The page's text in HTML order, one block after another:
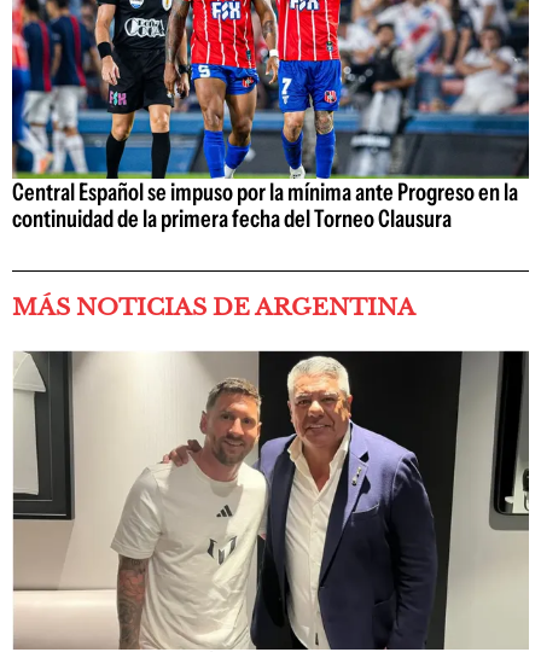
Central Español se impuso por la mínima ante Progreso en la
continuidad de la primera fecha del Torneo Clausura
MÁS NOTICIAS DE ARGENTINA